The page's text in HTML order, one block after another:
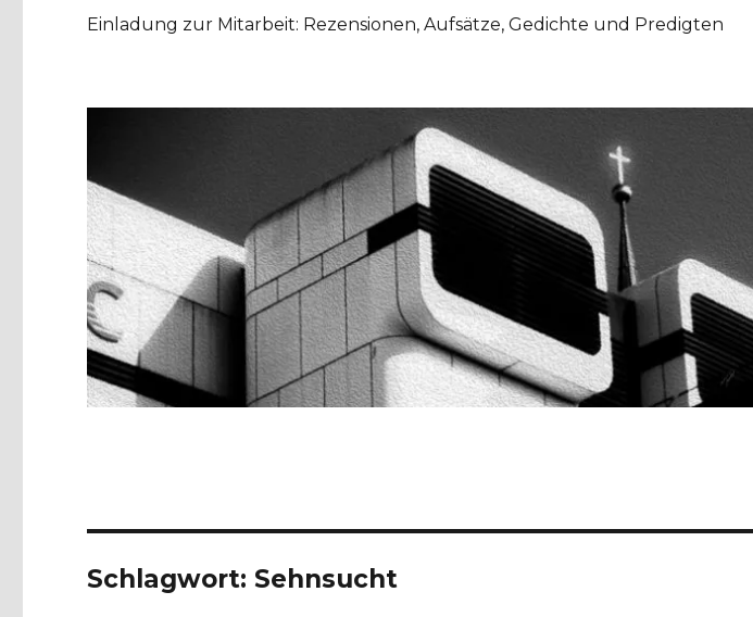
Einladung zur Mitarbeit: Rezensionen, Aufsätze, Gedichte und Predigten
Schlagwort: Sehnsucht